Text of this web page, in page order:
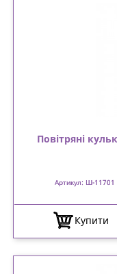
Повітряні
Артикул: Ш-11701
Купити